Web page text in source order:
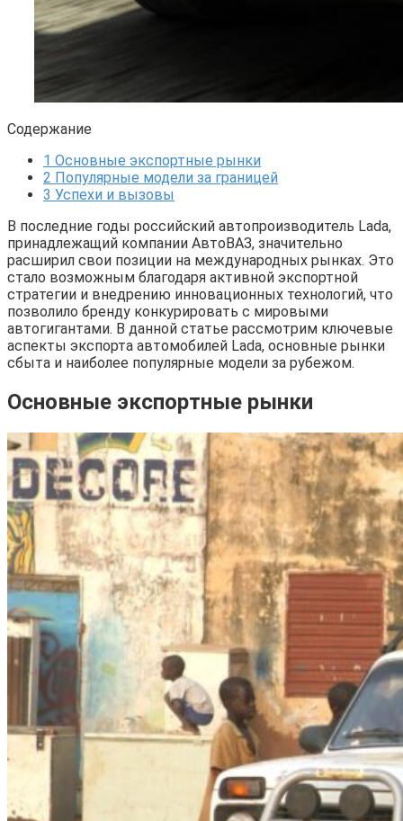
Содержание
1 Основные экспортные рынки
2 Популярные модели за границей
3 Успехи и вызовы
В последние годы российский автопроизводитель Lada,
принадлежащий компании АвтоВАЗ, значительно
расширил свои позиции на международных рынках. Это
стало возможным благодаря активной экспортной
стратегии и внедрению инновационных технологий, что
позволило бренду конкурировать с мировыми
автогигантами. В данной статье рассмотрим ключевые
аспекты экспорта автомобилей Lada, основные рынки
сбыта и наиболее популярные модели за рубежом.
Основные экспортные рынки